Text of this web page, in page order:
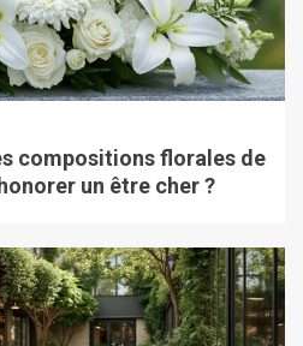
compositions florales de
un être cher ?